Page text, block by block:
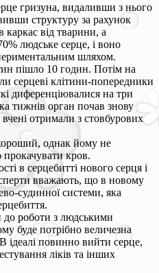
гризуна, видаливши з нього
структуру за рахунок
від тварини, а
людське серце, і воно
шляхом.
пішло 10 годин. Потім на
серцеві клітини-попередники
диференціювалися на три
тижнів орган почав знову
отримали з стовбурових
однак йому не
кров.
в серцебитті нового серця і
вважають, що в новому
судинної системи, яка
роботи з людськими
буде потрібно величезна
ідеалі повинно вийти серце,
ліків та інших